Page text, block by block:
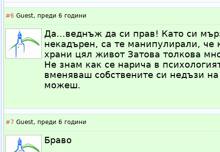
#6 Guest, преди 6 години
Да...веднъж да си прав! Като си
некадърен, са те манипулирали, че
храни цял живот Затова толкова
Не знам как се нарича в
вменяваш собствените си недъзи
можеш.
#7 Guest, преди 6 години
Браво